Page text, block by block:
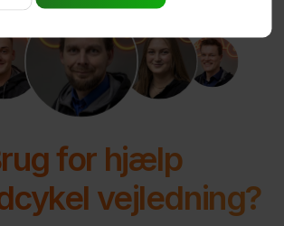
for hjælp
vejledning?